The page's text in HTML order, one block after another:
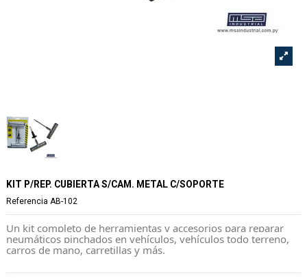
KIT P/REP. CUBIERTA S/CAM. METAL C/SOPORTE
Referencia AB-102
Un kit completo de herramientas y accesorios para reparar
neumáticos pinchados en vehículos, vehículos todo terreno,
carros de mano, carretillas y más.